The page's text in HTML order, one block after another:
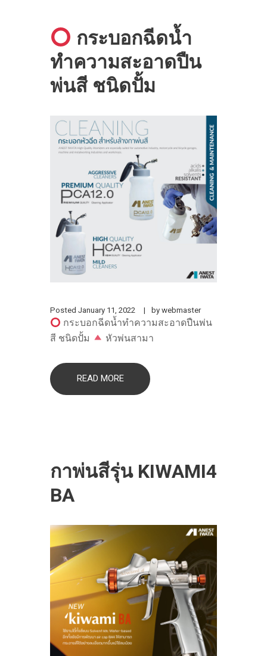
กระบอกฉีดน้ำ
ทำความสะอาดปืน
พ่นสี ชนิดปั้ม
Posted January 11, 2022 bywebmaster
กระบอกฉีดน้ำทำความสะอาดปืนพ่น
สี ชนิดปั้ม
หัวพ่นสามา
READ MORE
กาพ่นสีรุ่น KIWAMI4
BA